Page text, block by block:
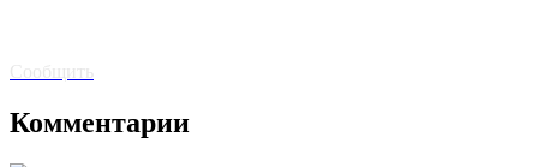
Сообщить
Комментарии